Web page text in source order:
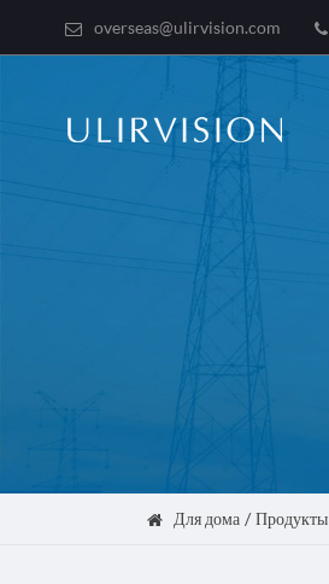
overseas@ulirvision.com
Для дома Продукты